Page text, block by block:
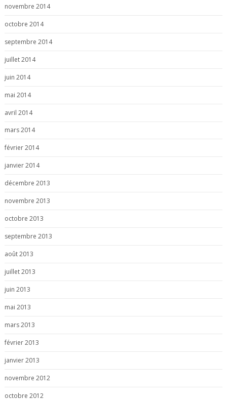
novembre 2014
octobre 2014
septembre 2014
juillet 2014
juin 2014
mai 2014
avril 2014
mars 2014
février 2014
janvier 2014
décembre 2013
novembre 2013
octobre 2013
septembre 2013
août 2013
juillet 2013
juin 2013
mai 2013
mars 2013
février 2013
janvier 2013
novembre 2012
octobre 2012